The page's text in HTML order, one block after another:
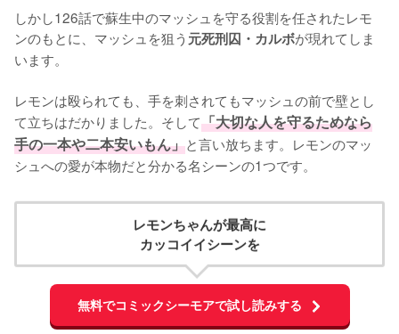
しかし126話で蘇生中のマッシュを守る役割を任されたレモ
ンのもとに、マッシュを狙う元死刑囚・カルボが現れてしま
います。
レモンは殴られても、手を刺されてもマッシュの前で壁とし
て立ちはだかりました。そして「大切な人を守るためなら
手の一本や二本安いもん」と言い放ちます。レモンのマッ
シュへの愛が本物だと分かる名シーンの1つです。
レモンちゃんが最高に
カッコイイシーンを
無料でコミックシーモアで試し読みする